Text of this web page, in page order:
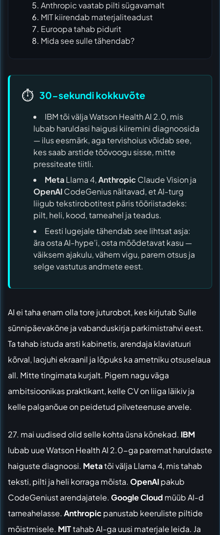
Anthropic vaatab pilti sügavamalt
MIT kiirendab materjaliteadust
Euroopa tahab pidurit
Mida see sulle tähendab?
⏱️ 30-sekundi kokkuvõte
IBM tõi välja Watson Health AI 2.0, mis
lubab haruldasi haigusi kiiremini diagnoosida
— ilus eesmärk, aga tervishoius võidab see,
kes saab arstide töövoogu sisse, mitte
pressiteate tiitli.
MetaLlama 4,Anthropic Claude Vision ja
OpenAICodeGenius näitavad, et AI-turg
liigub tekstirobotitest päris tööriistadeks:
pilt, heli, kood, tarneahel ja teadus.
Eesti lugejale tähendab see lihtsat asja:
ära osta AI-hype’i, osta mõõdetavat kasu —
väiksem ajakulu, vähem vigu, parem otsus ja
selge vastutus andmete eest.
AI ei taha enam olla tore juturobot, kes kirjutab Sulle
sünnipäevakõne ja vabanduskirja parkimistrahvi eest.
Ta tahab istuda arsti kabinetis, arendaja klaviatuuri
kõrval, laojuhi ekraanil ja lõpuks ka ametniku otsuselaua
all. Mitte tingimata kurjalt. Pigem nagu väga
ambitsioonikas praktikant, kelle CV on liiga läikiv ja
kelle palganõue on peidetud pilveteenuse arvele.
27. mai uudised olid selle kohta üsna kõnekad. IBM
lubab uue Watson Health AI 2.0-ga paremat haruldaste
haiguste diagnoosi. Metatõi välja Llama 4, mis tahab
teksti, pilti ja heli korraga mõista. OpenAIpakub
CodeGeniust arendajatele. Google Cloud müüb AI-d
tarneahelasse. Anthropic panustab keeruliste piltide
mõistmisele. MITtahab AI-ga uusi materjale leida. Ja